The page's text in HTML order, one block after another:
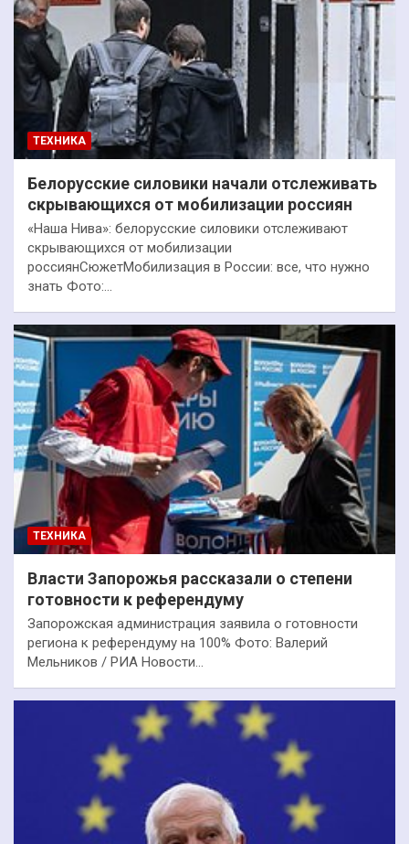
ТЕХНИКА
Белорусские силовики начали отслеживать
скрывающихся от мобилизации россиян
«Наша Нива»: белорусские силовики отслеживают
скрывающихся от мобилизации
россиянСюжетМобилизация в России: все, что нужно
знать Фото:…
ТЕХНИКА
Власти Запорожья рассказали о степени
готовности к референдуму
Запорожская администрация заявила о готовности
региона к референдуму на 100% Фото: Валерий
Мельников / РИА Новости…